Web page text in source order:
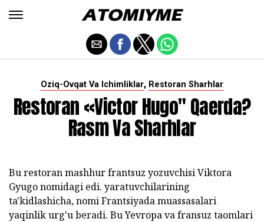
Oziq-Ovqat Va Ichimliklar, Restoran Sharhlar
Restoran «Victor Hugo" Qaerda?
Rasm Va Sharhlar
Bu restoran mashhur frantsuz yozuvchisi Viktora
Gyugo nomidagi edi. yaratuvchilarining
ta'kidlashicha, nomi Frantsiyada muassasalari
yaqinlik urg'u beradi. Bu Yevropa va fransuz taomlari